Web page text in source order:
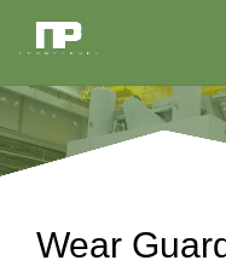
Wear